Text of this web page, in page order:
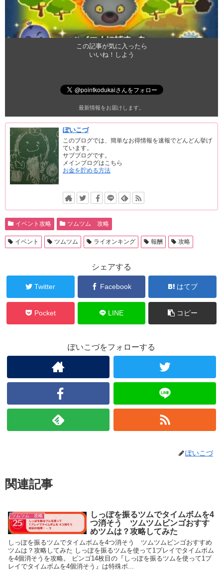
この記事が気に入ったら
いいね！しよう
最新情報をお届けします。
ぽいこづ
このブログでは、簡単なお得情報を速報でどんどん挙げ
ています。
サブブログです。
メインブログはこちら
お金を貯める方法
イベント攻略 ツムツム 攻略
イベント ツムツム ライオンキング 報酬 攻略
シェアする
Twitter Facebook はてブ
Pocket LINE コピー
ぽいこづをフォローする
ぽいこづ
関連記事
ツムツム 攻略
しっぽを振るツムでタイムボムを4
つ消そう ツムツムビンゴおすす
めツムは？攻略してみた
しっぽを振るツムでタイムボムを4つ消そう ツムツムビンゴおすすめ
ツムは？攻略してみた しっぽを振るツムを使って1プレイでタイムボム
を4個消そうを攻略。 ビンゴ14枚目の『しっぽを振るツムを使って1プ
レイでタイムボムを4個消そう』は特殊ボ...